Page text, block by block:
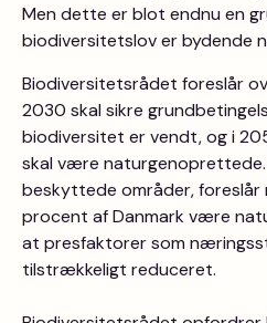
Men dette er blot endnu en
biodiversitetslov er bydende
Biodiversitetsrådet foreslår
2030 skal sikre
biodiversitet er vendt, og i
skal være
beskyttede områder,
procent af Danmark være
at presfaktorer som
tilstrækkeligt reduceret.